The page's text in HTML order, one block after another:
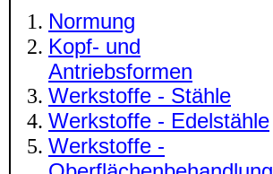
Normung
Kopf- und
Antriebsformen
Werkstoffe - Stähle
Werkstoffe - Edelstähle
Werkstoffe -